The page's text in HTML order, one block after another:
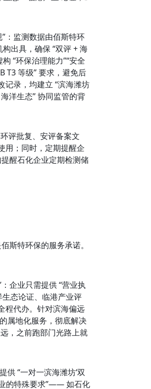
：监测数据由佰斯特环
出具，确保 “双评 + 海
“环保治理能力”“安全
T3 等级” 要求，避免后
记录，均建立 “滨海潍坊
洋生态” 协同监管的背
评批复、安评备案文
用；同时，定期提醒企
醒石化企业定期检测储
斯特环保的服务承诺。
企业只需提供 “营业执
态论证、临港产业评
程代办。针对滨海偏远
属地化服务，彻底解决
，之前跑部门光路上就
供 “一对一滨海潍坊‘双
业的特殊要求”—— 如石化